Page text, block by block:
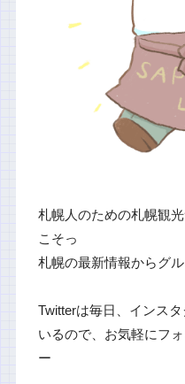
札幌人のための札幌観
こそっ
札幌の最新情報からグ
Twitterは毎日、インス
いるので、お気軽にフ
ー